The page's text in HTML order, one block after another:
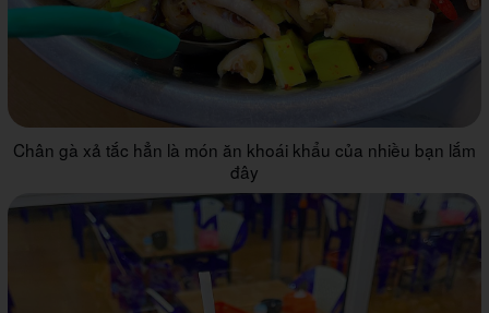
Chân gà xả tắc hẳn là món ăn khoái khẩu của nhiều bạn lắm
đây